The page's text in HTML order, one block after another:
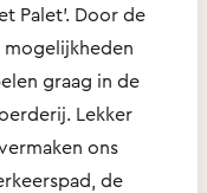
Palet’. Door de
graag in de
Lekker
ons
de